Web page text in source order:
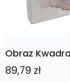
Obraz
89,79 zł